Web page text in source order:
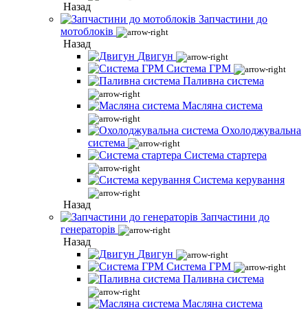
Назад
Запчастини до
мотоблоків
Назад
Двигун
Система ГРМ
Паливна система
Масляна система
Охолоджувальна
система
Система стартера
Система керування
Назад
Запчастини до
генераторів
Назад
Двигун
Система ГРМ
Паливна система
Масляна система